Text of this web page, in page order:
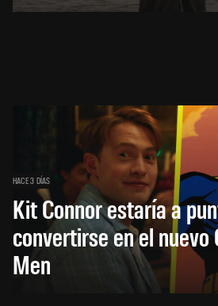
HACE 3 DÍAS
Kit Connor estaría a
convertirse en el nuevo
Men